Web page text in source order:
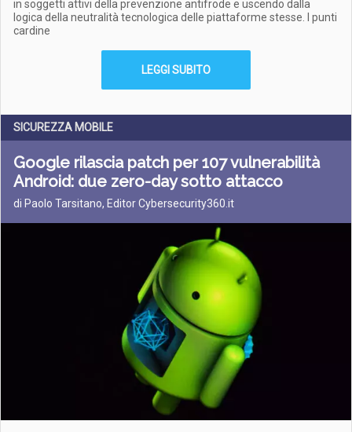
in soggetti attivi della prevenzione antifrode e uscendo dalla
logica della neutralità tecnologica delle piattaforme stesse. I punti
cardine
LEGGI SUBITO
SICUREZZA MOBILE
Google rilascia patch per 107 vulnerabilità
Android: due zero-day sotto attacco
di Paolo Tarsitano, Editor Cybersecurity360.it